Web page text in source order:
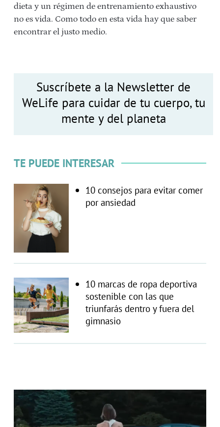
dieta y un régimen de entrenamiento exhaustivo
no es vida. Como todo en esta vida hay que saber
encontrar el justo medio.
Suscríbete a la Newsletter de
WeLife para cuidar de tu cuerpo, tu
mente y del planeta
TE PUEDE INTERESAR
10 consejos para evitar comer
por ansiedad
10 marcas de ropa deportiva
sostenible con las que
triunfarás dentro y fuera del
gimnasio